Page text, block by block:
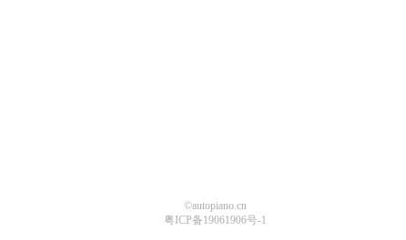
©autopiano.cn
粤ICP备19061906号-1